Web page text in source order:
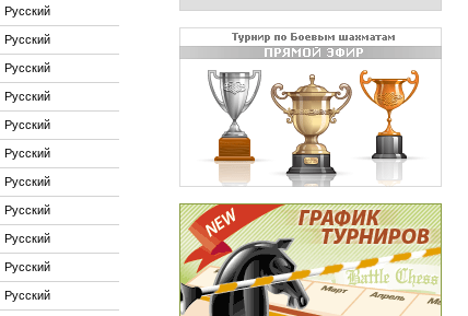
Русский
Русский
Русский
Русский
Русский
Русский
Русский
Русский
Русский
Русский
Русский